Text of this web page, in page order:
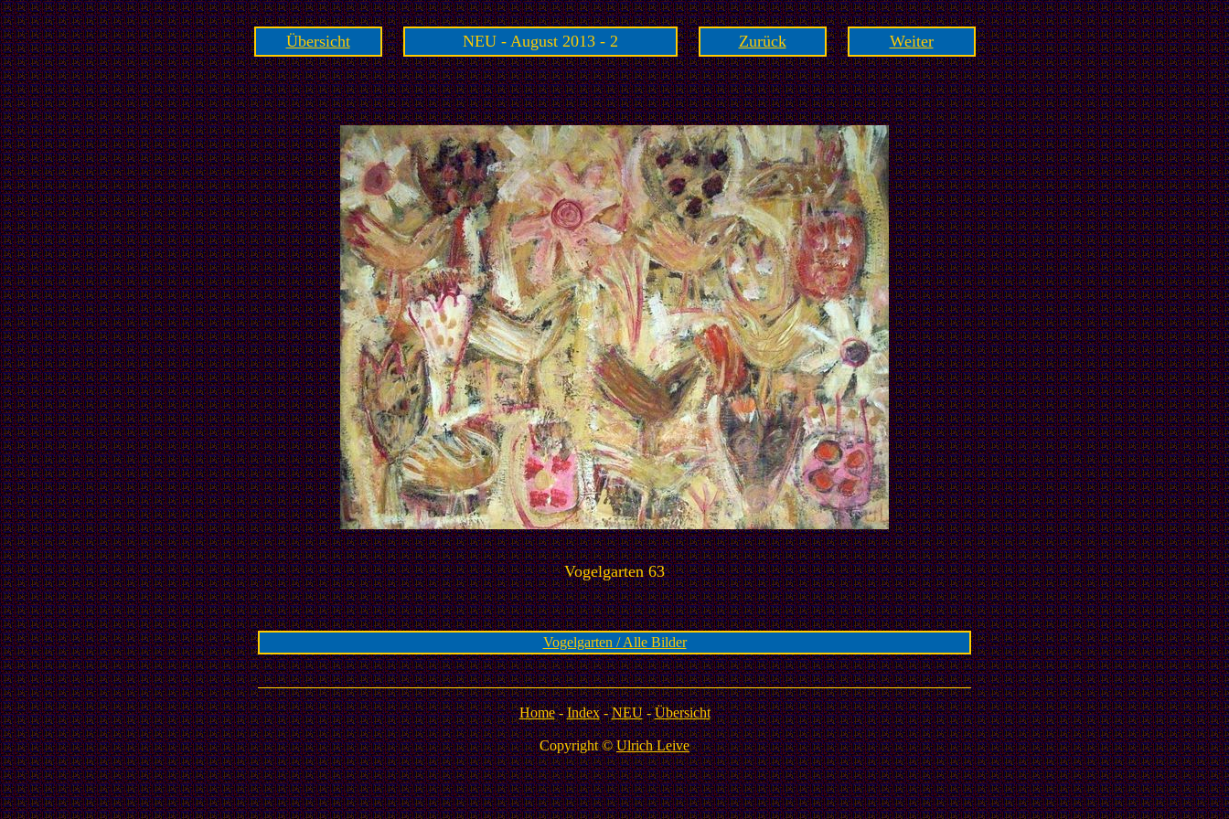
Übersicht NEU - August 2013 - 2 Zurück Weiter
Vogelgarten 63
Vogelgarten / Alle Bilder
Home-Index-NEU-Übersicht
Copyright ©Ulrich Leive